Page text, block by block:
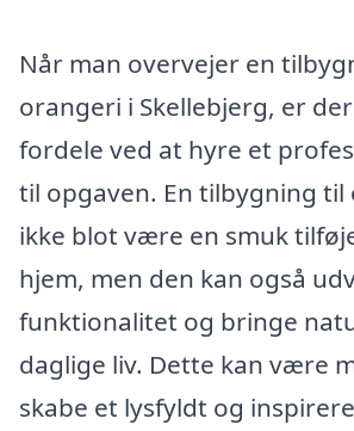
Når man overvejer en
orangeri i Skellebjerg, er
fordele ved at hyre et
til opgaven. En tilbygning til
ikke blot være en smuk
hjem, men den kan også
funktionalitet og bringe
daglige liv. Dette kan være
skabe et lysfyldt og